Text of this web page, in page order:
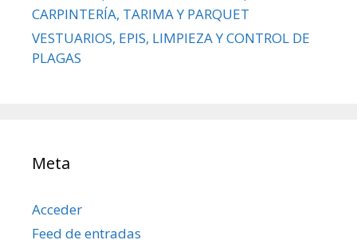
CARPINTERÍA, TARIMA Y PARQUET
VESTUARIOS, EPIS, LIMPIEZA Y CONTROL DE
PLAGAS
Meta
Acceder
Feed de entradas